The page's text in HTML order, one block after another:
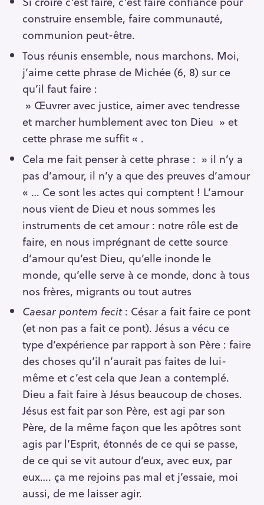
construire ensemble, faire communauté,
communion peut-être.
Tous réunis ensemble, nous marchons. Moi,
j’aime cette phrase de Michée (6, 8) sur ce
qu’il faut faire :
» Œuvrer avec justice, aimer avec tendresse
et marcher humblement avec ton Dieu » et
cette phrase me suffit « .
Cela me fait penser à cette phrase : » il n’y a
pas d’amour, il n’y a que des preuves d’amour
« … Ce sont les actes qui comptent ! L’amour
nous vient de Dieu et nous sommes les
instruments de cet amour : notre rôle est de
faire, en nous imprégnant de cette source
d’amour qu’est Dieu, qu’elle inonde le
monde, qu’elle serve à ce monde, donc à tous
nos frères, migrants ou tout autres
Caesar pontem fecit: César a fait faire ce pont
(et non pas a fait ce pont). Jésus a vécu ce
type d’expérience par rapport à son Père : faire
des choses qu’il n’aurait pas faites de lui-
même et c’est cela que Jean a contemplé.
Dieu a fait faire à Jésus beaucoup de choses.
Jésus est fait par son Père, est agi par son
Père, de la même façon que les apôtres sont
agis par l’Esprit, étonnés de ce qui se passe,
de ce qui se vit autour d’eux, avec eux, par
eux…. ça me rejoins pas mal et j’essaie, moi
aussi, de me laisser agir.